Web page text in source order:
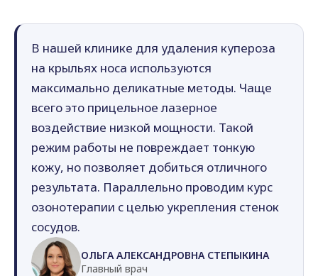
В нашей клинике для удаления купероза
на крыльях носа используются
максимально деликатные методы. Чаще
всего это прицельное лазерное
воздействие низкой мощности. Такой
режим работы не повреждает тонкую
кожу, но позволяет добиться отличного
результата. Параллельно проводим курс
озонотерапии с целью укрепления стенок
сосудов.
ОЛЬГА АЛЕКСАНДРОВНА СТЕПЫКИНА
Главный врач